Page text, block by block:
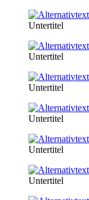
Untertitel
Untertitel
Untertitel
Untertitel
Untertitel
Untertitel